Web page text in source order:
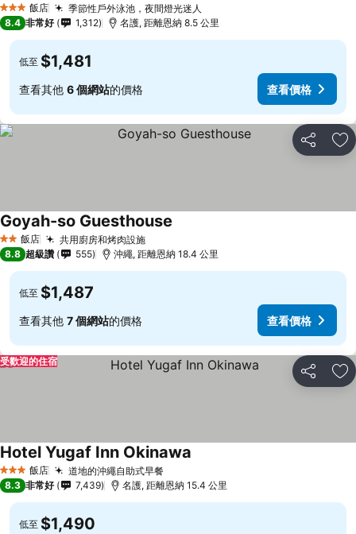
3 星級 飯店 季節性戶外泳池，夜間燈光迷人
8.4 非常好 1,312 名護, 距離恩納 8.5 公里
低至 $1,481
查看其他 6 個網站的價格 查看價格
分享 加
2 星級飯店 共用廚房和烤肉設施
Goyah-so Guesthouse
8.8 超級讚 555 沖繩, 距離恩納 18.4 公里
低至 $1,487
查看其他 7 個網站的價格 查看價格
分享 加
受歡迎的住宿
3 星級 飯店 道地的沖繩自助式早餐
Hotel Yugaf Inn Okinawa
8.3 非常好 7,439 名護, 距離恩納 15.4 公里
低至 $1,490